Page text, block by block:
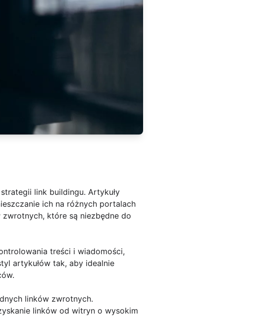
link buildingu. Artykuły
ich na różnych portalach
które są niezbędne do
treści i wiadomości,
artykułów tak, aby idealnie
linków zwrotnych.
linków od witryn o wysokim